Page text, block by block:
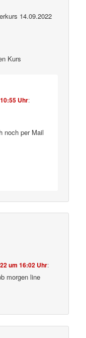
14.09.2022
Kurs
Uhr:
noch per Mail
um 16:02 Uhr:
morgen line